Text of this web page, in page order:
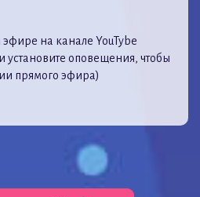
на канале YouTybe
установите оповещения, чтобы
прямого эфира)